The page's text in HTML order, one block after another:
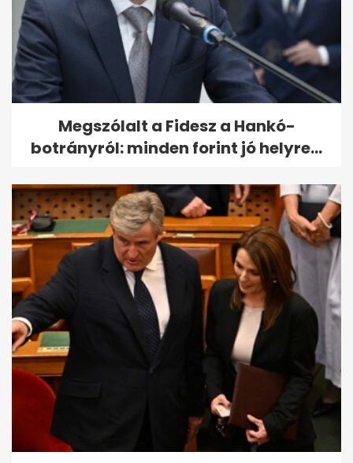
Megszólalt a Fidesz a Hankó-
botrányról: minden forint jó helyre...